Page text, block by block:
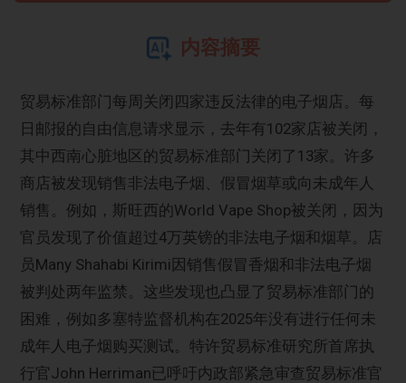
内容摘要
贸易标准部门每周关闭四家违反法律的电子烟店。每
日邮报的自由信息请求显示，去年有102家店被关闭，
其中西南心脏地区的贸易标准部门关闭了13家。许多
商店被发现销售非法电子烟、假冒烟草或向未成年人
销售。例如，斯旺西的World Vape Shop被关闭，因为
官员发现了价值超过4万英镑的非法电子烟和烟草。店
员Many Shahabi Kirimi因销售假冒香烟和非法电子烟
被判处两年监禁。这些发现也凸显了贸易标准部门的
困难，例如多塞特监督机构在2025年没有进行任何未
成年人电子烟购买测试。特许贸易标准研究所首席执
行官John Herriman已呼吁内政部紧急审查贸易标准官